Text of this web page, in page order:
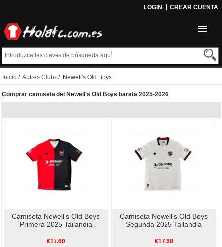
LOGIN CREAR CUENTA
Inicio / Autres Clubs / Newell's Old Boys
Comprar camiseta del Newell's Old Boys barata 2025-2026
Camiseta Newell's Old Boys
Primera 2025 Tailandia
€17.60
Camiseta Newell's Old Boys
Segunda 2025 Tailandia
€17.60